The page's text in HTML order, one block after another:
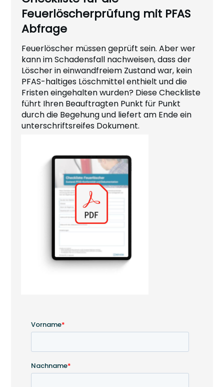
Feuerlöscherprüfung mit PFAS
Abfrage
Feuerlöscher müssen geprüft sein. Aber wer
kann im Schadensfall nachweisen, dass der
Löscher in einwandfreiem Zustand war, kein
PFAS-haltiges Löschmittel enthielt und die
Fristen eingehalten wurden? Diese Checkliste
führt Ihren Beauftragten Punkt für Punkt
durch die Begehung und liefert am Ende ein
unterschriftsreifes Dokument.